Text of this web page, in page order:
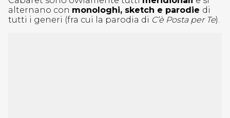
alternano con monologhi, sketch e parodie di
tutti i generi (fra cui la parodia di C’è Posta per Te).